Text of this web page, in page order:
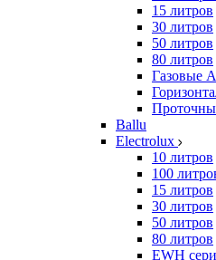
15 литров
30 литров
50 литров
80 литров
Газовые
Ballu
Electrolux
10 литров
100
15 литров
30 литров
50 литров
80 литров
EWH